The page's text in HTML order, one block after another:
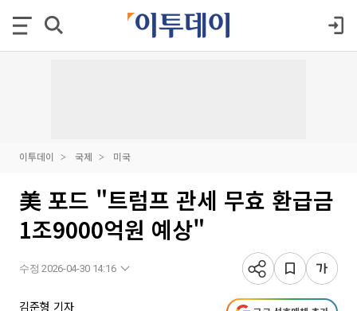
이투데이 국제 미국
美 포드 "트럼프 관세 무효 환급금
1조9000억원 예상"
수정 2026-04-30 14:16
김준형 기자